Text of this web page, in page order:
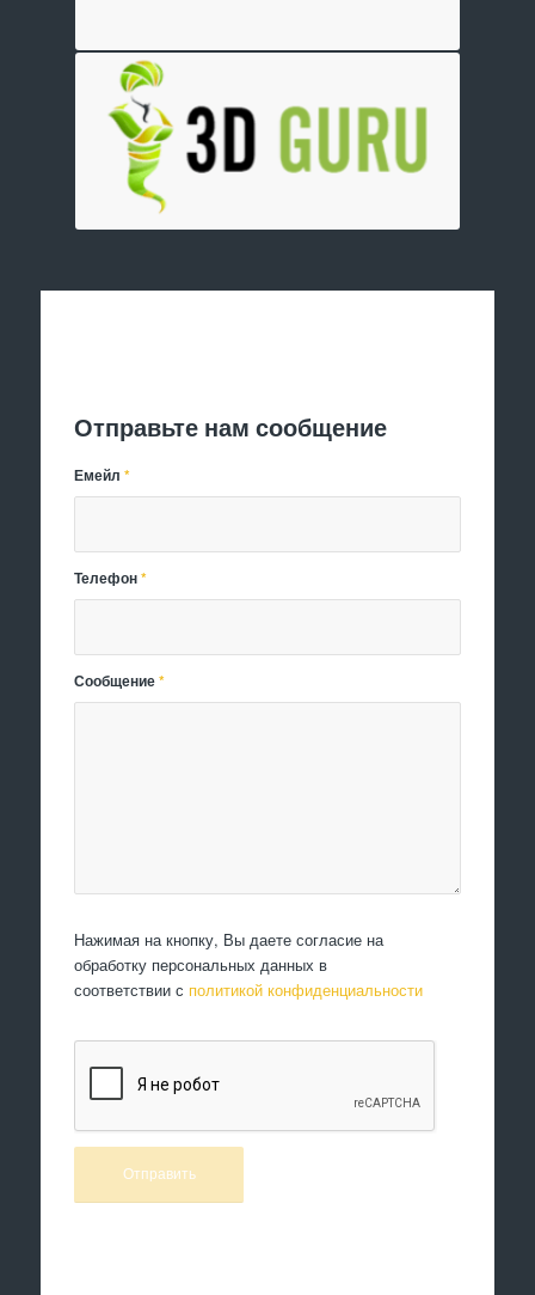
Отправьте нам сообщение
Емейл*
Телефон*
Сообщение*
Нажимая на кнопку, Вы даете согласие на
обработку персональных данных в
соответствии с политикой конфиденциальности